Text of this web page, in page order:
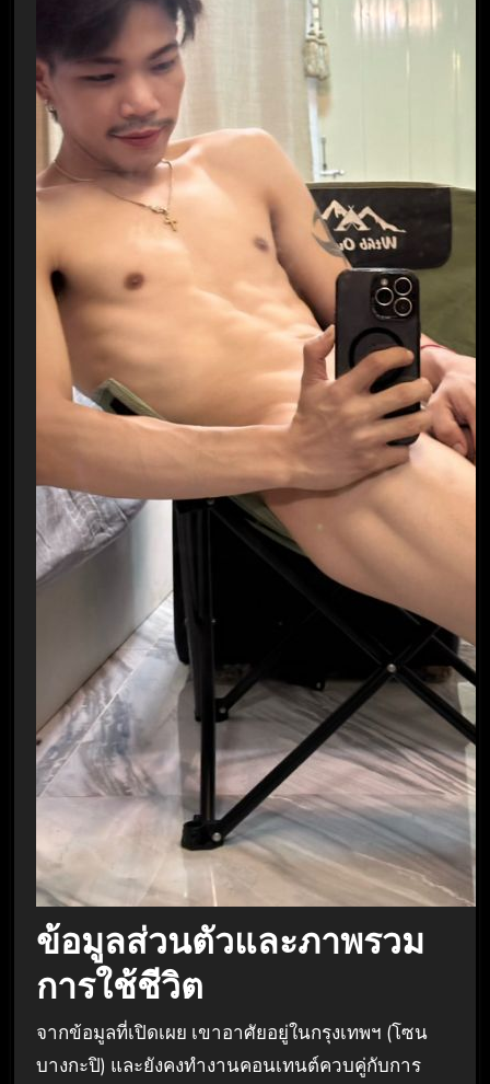
ข้อมูลส่วนตัวและภาพรวม
การใช้ชีวิต
จากข้อมูลที่เปิดเผย เขาอาศัยอยู่ในกรุงเทพฯ (โซน
บางกะปิ) และยังคงทำงานคอนเทนต์ควบคู่กับการ